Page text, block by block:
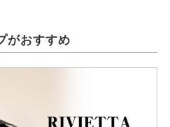
がおすすめ